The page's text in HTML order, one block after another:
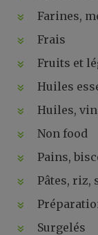
Farines,
Frais
Fruits et
Huiles
Huiles,
Non food
Pains,
Pâtes, riz,
Surgelés